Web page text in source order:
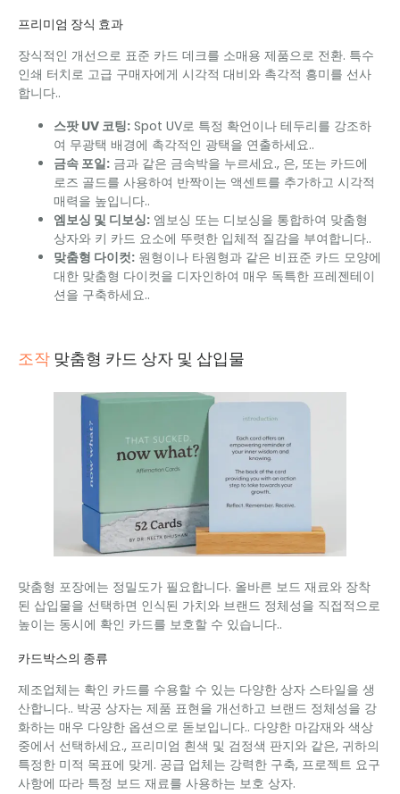
프리미엄 장식 효과
장식적인 개선으로 표준 카드 데크를 소매용 제품으로 전환. 특수
인쇄 터치로 고급 구매자에게 시각적 대비와 촉각적 흥미를 선사
합니다..
스팟 UV 코팅: Spot UV로 특정 확언이나 테두리를 강조하
여 무광택 배경에 촉각적인 광택을 연출하세요..
금속 포일: 금과 같은 금속박을 누르세요., 은, 또는 카드에
로즈 골드를 사용하여 반짝이는 액센트를 추가하고 시각적
매력을 높입니다..
엠보싱 및 디보싱: 엠보싱 또는 디보싱을 통합하여 맞춤형
상자와 키 카드 요소에 뚜렷한 입체적 질감을 부여합니다..
맞춤형 다이컷: 원형이나 타원형과 같은 비표준 카드 모양에
대한 맞춤형 다이컷을 디자인하여 매우 독특한 프레젠테이
션을 구축하세요..
조작 맞춤형 카드 상자 및 삽입물
맞춤형 포장에는 정밀도가 필요합니다. 올바른 보드 재료와 장착
된 삽입물을 선택하면 인식된 가치와 브랜드 정체성을 직접적으로
높이는 동시에 확인 카드를 보호할 수 있습니다..
카드박스의 종류
제조업체는 확인 카드를 수용할 수 있는 다양한 상자 스타일을 생
산합니다.. 박공 상자는 제품 표현을 개선하고 브랜드 정체성을 강
화하는 매우 다양한 옵션으로 돋보입니다.. 다양한 마감재와 색상
중에서 선택하세요., 프리미엄 흰색 및 검정색 판지와 같은, 귀하의
특정한 미적 목표에 맞게. 공급 업체는 강력한 구축, 프로젝트 요구
사항에 따라 특정 보드 재료를 사용하는 보호 상자.